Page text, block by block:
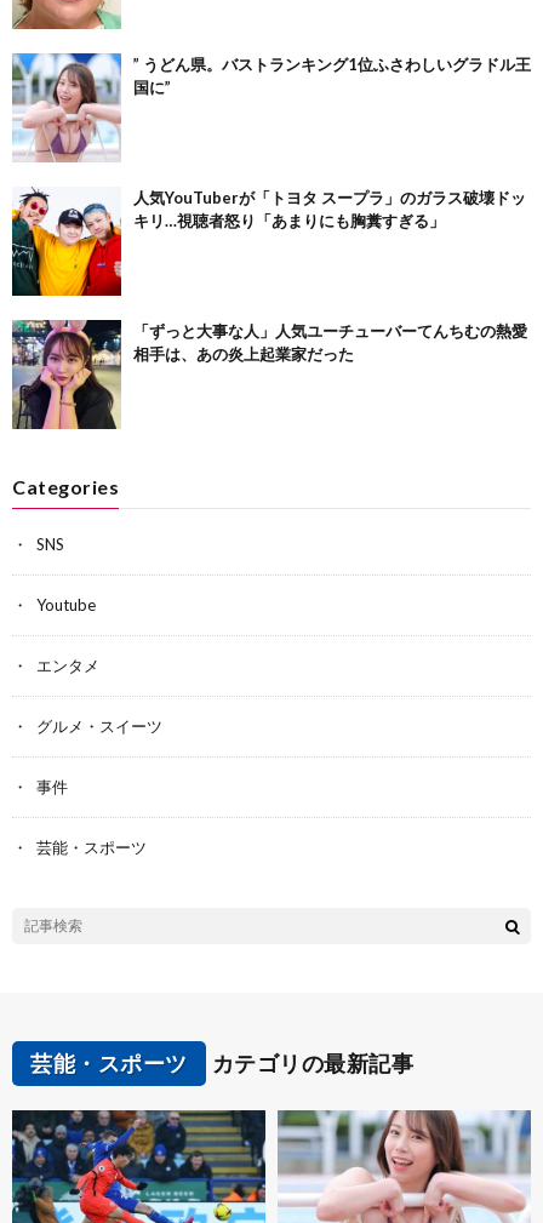
” うどん県。バストランキング1位ふさわしいグラドル王
国に”
人気YouTuberが「トヨタ スープラ」のガラス破壊ドッ
キリ…視聴者怒り「あまりにも胸糞すぎる」
「ずっと大事な人」人気ユーチューバーてんちむの熱愛
相手は、あの炎上起業家だった
Categories
SNS
Youtube
エンタメ
グルメ・スイーツ
事件
芸能・スポーツ
芸能・スポーツ カテゴリの最新記事